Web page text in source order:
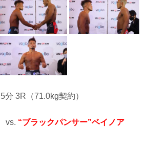
分 3R（71.0kg契約）
vs. “ブラックパンサー”ベイノア